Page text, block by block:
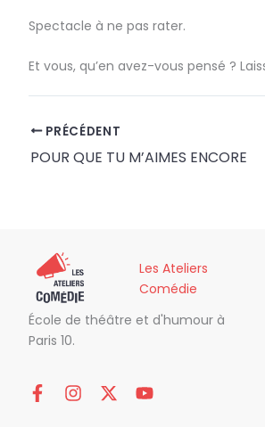
Spectacle à ne pas rater.
Et vous, qu’en avez-vous pensé ?
PRÉCÉDENT
POUR QUE TU M’AIMES ENCORE
Les Ateliers
Comédie
École de théâtre et d'humour à
Paris 10.